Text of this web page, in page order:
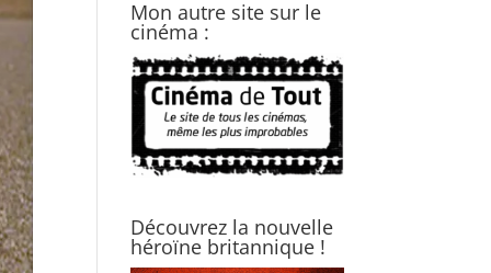
Mon autre site sur le
cinéma :
Découvrez la nouvelle
héroïne britannique !